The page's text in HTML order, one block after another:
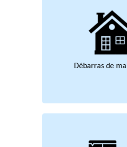
Débarras de